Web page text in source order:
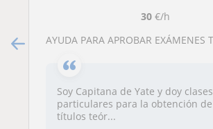
30€/h
AYUDA PARA APROBAR EXÁMENES TEÓRICOS PNB, PER, PATRON
Soy Capitana de Yate y doy clases
particulares para la obtención
títulos teór...